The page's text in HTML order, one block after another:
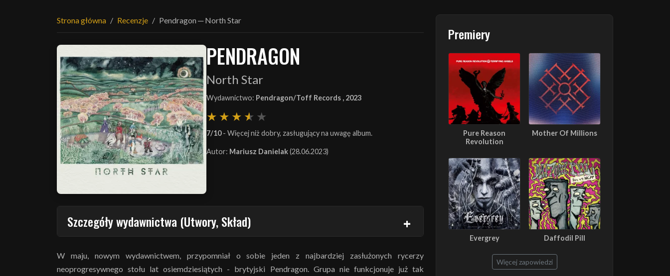
Strona główna Recenzje Pendragon ─ North Star
PENDRAGON
North Star
Wydawnictwo: Pendragon/Toff Records , 2023
7/10- Więcej niż dobry, zasługujący na uwagę album.
Autor: Mariusz Danielak(28.06.2023)
Szczegóły wydawnictwa (Utwory, Skład)
W maju, nowym wydawnictwem, przypomniał o sobie jeden z najbardziej zasłużonych rycerzy
neoprogresywnego stołu lat osiemdziesiątych - brytyjski Pendragon. Grupa nie funkcjonuje już tak
Premiery
Pure Reason
Revolution
Mother Of Millions
Evergrey Daffodil Pill
Więcej zapowiedzi